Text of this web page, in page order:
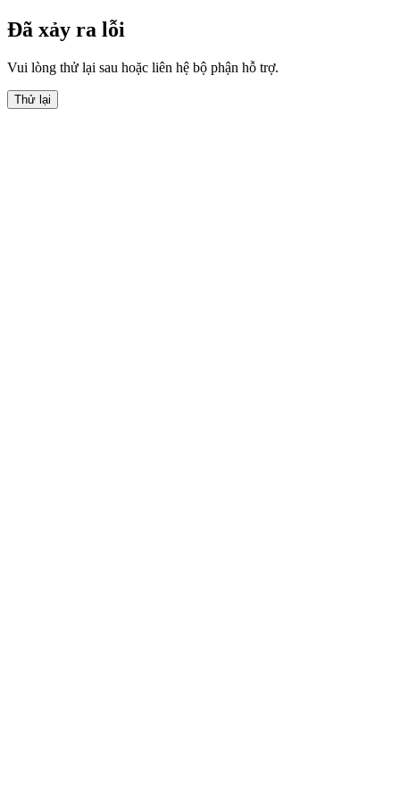
Đã xảy ra lỗi
Vui lòng thử lại sau hoặc liên hệ bộ phận hỗ trợ.
Thử lại